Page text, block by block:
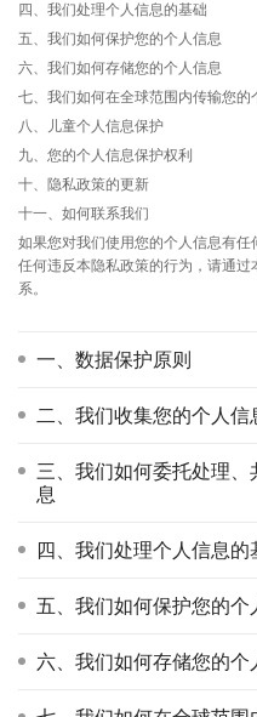
四、我们处理个人信息的基础
五、我们如何保护您的个人信息
六、我们如何存储您的个人信息
七、我们如何在全球范围内传输您的
八、儿童个人信息保护
九、您的个人信息保护权利
十、隐私政策的更新
十一、如何联系我们
如果您对我们使用您的个人信息有
任何违反本隐私政策的行为，请通
系。
一、数据保护原则
二、我们收集您的个人
三、我们如何委托处理
息
四、我们处理个人信息的
五、我们如何保护您的个
六、我们如何存储您的个